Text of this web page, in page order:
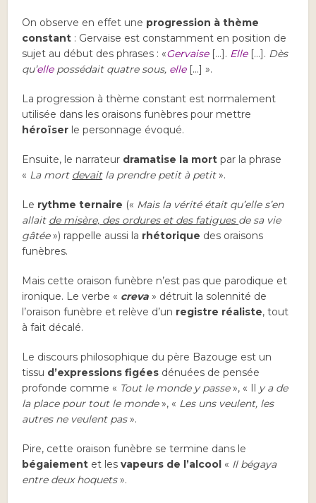
On observe en effet une progression à thème
constant : Gervaise est constamment en position de
sujet au début des phrases : «Gervaise […]. Elle[…]. Dès
qu’ellepossédait quatre sous, elle[…] ».
La progression à thème constant est normalement
utilisée dans les oraisons funèbres pour mettre
héroïser le personnage évoqué.
Ensuite, le narrateur dramatise la mort par la phrase
« La mort devaitla prendre petit à petit».
Le rythme ternaire (« Mais la vérité était qu’elle s’en
allait de misère, des ordures et des fatigues de sa vie
gâtée») rappelle aussi la rhétorique des oraisons
funèbres.
Mais cette oraison funèbre n’est pas que parodique et
ironique. Le verbe « creva » détruit la solennité de
l’oraison funèbre et relève d’un registre réaliste, tout
à fait décalé.
Le discours philosophique du père Bazouge est un
tissu d’expressions figées dénuées de pensée
profonde comme « Tout le monde y passe», « Il y a de
la place pour tout le monde», « Les uns veulent, les
autres ne veulent pas».
Pire, cette oraison funèbre se termine dans le
bégaiement et les vapeurs de l’alcool « Il bégaya
entre deux hoquets».